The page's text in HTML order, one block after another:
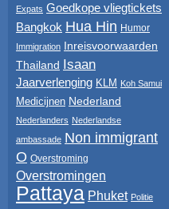
Expats Goedkope vliegtickets
Bangkok Hua Hin Humor
Immigration Inreisvoorwaarden
Thailand Isaan
Jaarverlenging KLM Koh Samui
Medicijnen Nederland
Nederlanders Nederlandse
ambassade Non immigrant
O Overstroming
Overstromingen
Pattaya Phuket Politie